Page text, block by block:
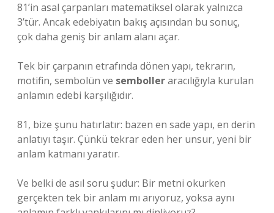
81’in asal çarpanları matematiksel olarak yalnızca
3’tür. Ancak edebiyatın bakış açısından bu sonuç,
çok daha geniş bir anlam alanı açar.
Tek bir çarpanın etrafında dönen yapı, tekrarın,
motifin, sembolün ve sembolleraracılığıyla kurulan
anlamın edebi karşılığıdır.
81, bize şunu hatırlatır: bazen en sade yapı, en derin
anlatıyı taşır. Çünkü tekrar eden her unsur, yeni bir
anlam katmanı yaratır.
Ve belki de asıl soru şudur: Bir metni okurken
gerçekten tek bir anlam mı arıyoruz, yoksa aynı